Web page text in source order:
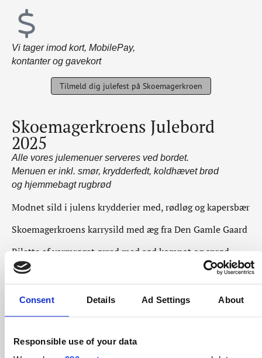
Consent Details Ad Settings About
Responsible use of your data
Vi tager imod kort, MobilePay,
kontanter og gavekort
Tilmeld dig julefest på Skoemagerkroen
Skoemagerkroens Julebord
2025
Alle vores julemenuer serveres ved bordet.
Menuen er inkl. smør, krydderfedt, koldhævet brød
og hjemmebagt rugbrød
Modnet sild i julens krydderier med, rødløg og kapersbær
Skoemagerkroens karrysild med æg fra Den Gamle Gaard
Rilette af varmrøget ørred med sød kompot og sprød
malt
Slagter Ulriks julesylte med hjemmesyltede rødbeder og
dijonnaise
Rosastegt berberi andebryst med æble/sveskekompot,